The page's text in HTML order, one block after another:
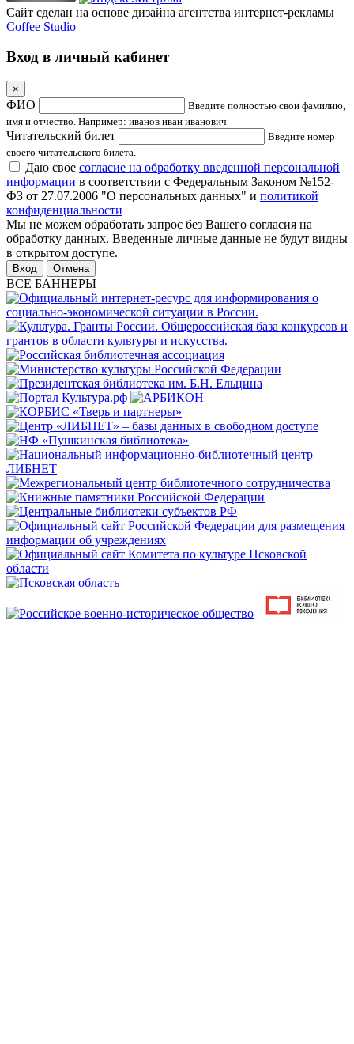
Сайт сделан на основе дизайна агентства интернет-рекламы
Coffee Studio
Вход в личный кабинет
×
ФИО
Введите полностью свои фамилию,
имя и отчество. Например: иванов иван иванович
Читательский билет
Введите номер
своего читательского билета.
Даю свое согласие на обработку введенной персональной
информации в соответствии с Федеральным Законом №152-
ФЗ от 27.07.2006 "О персональных данных" и политикой
конфиденциальности
Мы не можем обработать запрос без Вашего согласия на
обработку данных. Введенные личные данные не будут видны
в открытом доступе.
Отмена
ВСЕ БАННЕРЫ